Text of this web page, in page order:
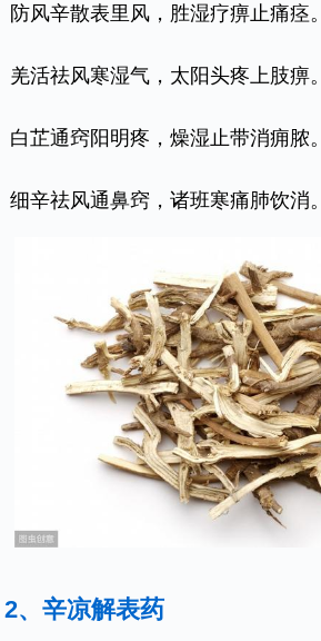
防风辛散表里风，胜湿疗痹止痛痉。
羌活祛风寒湿气，太阳头疼上肢痹。
白芷通窍阳明疼，燥湿止带消痈脓。
细辛祛风通鼻窍，诸班寒痛肺饮消。
2、辛凉解表药